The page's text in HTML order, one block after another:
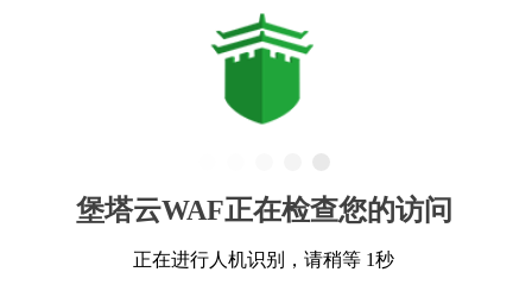
堡塔云WAF正在检查您的访问
正在进行人机识别，请稍等 1秒